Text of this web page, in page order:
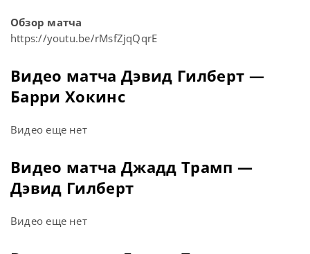
Обзор матча
https://youtu.be/rMsfZjqQqrE
Видео матча Дэвид Гилберт —
Барри Хокинс
Видео еще нет
Видео матча Джадд Трамп —
Дэвид Гилберт
Видео еще нет